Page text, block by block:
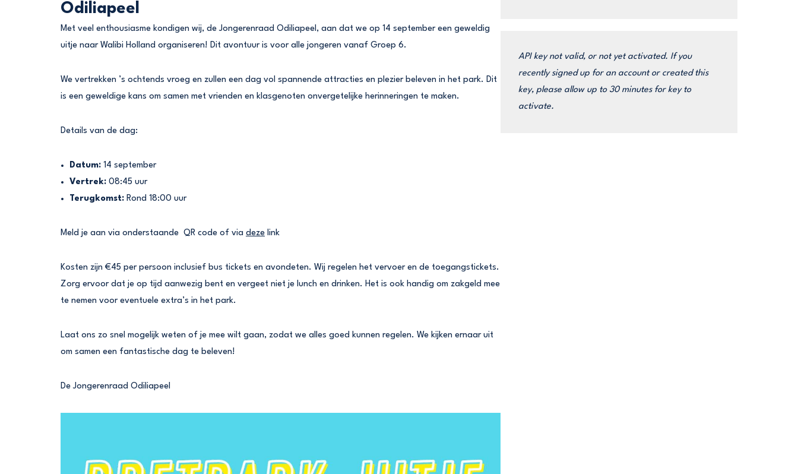
Odiliapeel
Met veel enthousiasme kondigen wij, de Jongerenraad Odiliapeel, aan dat we op 14 september een geweldig
uitje naar Walibi Holland organiseren! Dit avontuur is voor alle jongeren vanaf Groep 6.
We vertrekken ’s ochtends vroeg en zullen een dag vol spannende attracties en plezier beleven in het park. Dit
is een geweldige kans om samen met vrienden en klasgenoten onvergetelijke herinneringen te maken.
Details van de dag:
Datum: 14 september
Vertrek: 08:45 uur
Terugkomst: Rond 18:00 uur
Meld je aan via onderstaande QR code of via deze link
Kosten zijn €45 per persoon inclusief bus tickets en avondeten. Wij regelen het vervoer en de toegangstickets.
Zorg ervoor dat je op tijd aanwezig bent en vergeet niet je lunch en drinken. Het is ook handig om zakgeld mee
te nemen voor eventuele extra’s in het park.
Laat ons zo snel mogelijk weten of je mee wilt gaan, zodat we alles goed kunnen regelen. We kijken ernaar uit
om samen een fantastische dag te beleven!
De Jongerenraad Odiliapeel
API key not valid, or not yet activated. If you
recently signed up for an account or created this
key, please allow up to 30 minutes for key to
activate.